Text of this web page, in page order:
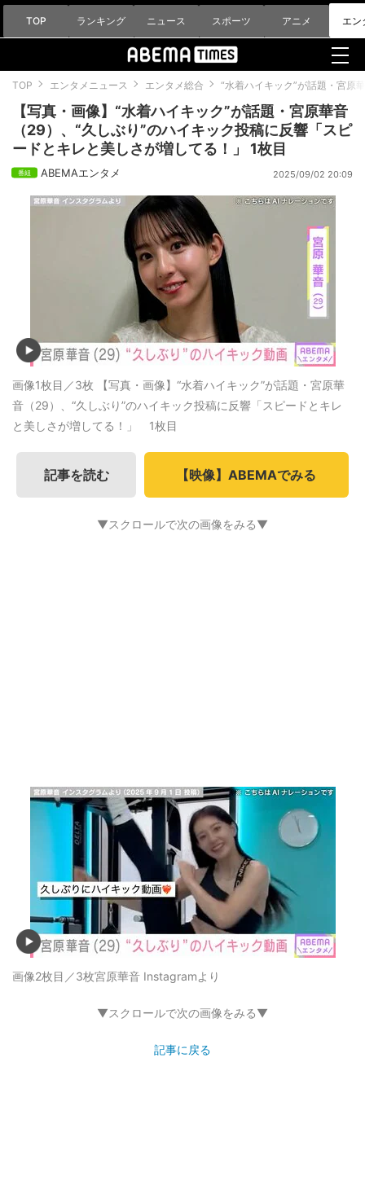
TOP ランキング ニュース スポーツ アニメ エン
TOP エンタメニュース エンタメ総合 “水着ハイキック”が話題・宮原
【写真・画像】“水着ハイキック”が話題・宮原華音
（29）、“久しぶり”のハイキック投稿に反響「スピ
ードとキレと美しさが増してる！」 1枚目
ABEMAエンタメ 2025/09/02 20:09
画像1枚目／3枚 【写真・画像】“水着ハイキック”が話題・宮原華
音（29）、“久しぶり”のハイキック投稿に反響「スピードとキレ
と美しさが増してる！」 1枚目
記事を読む 【映像】ABEMAでみる
▼スクロールで次の画像をみる▼
画像2枚目／3枚宮原華音 Instagramより
▼スクロールで次の画像をみる▼
記事に戻る